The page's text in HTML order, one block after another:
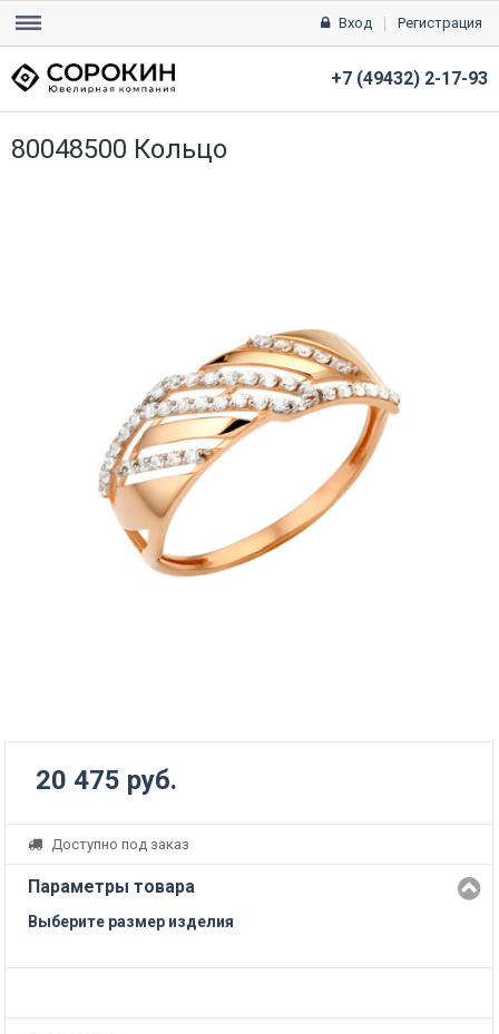
Вход Регистрация
+7 (49432) 2-17-93
80048500 Кольцо
20 475 руб.
Доступно под заказ
Параметры товара
Выберите размер изделия